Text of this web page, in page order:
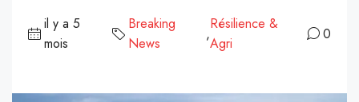
il y a 5
mois
Breaking
News
,
Résilience &
Agri
0